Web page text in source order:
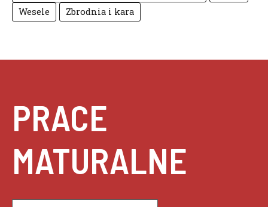
Wesele
Zbrodnia i kara
PRACE
MATURALNE